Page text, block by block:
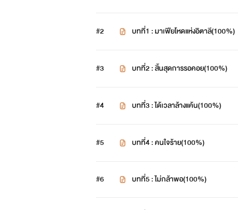
น้องสาวของการรินมาเฟียใหญ่แห่ง
#2 บทที่1 : มาเฟียโหดแห่งอิตาลี(100%)
#3 บทที่2 : สิ้นสุดการรอคอย(100%)
#4 บทที่3 : ได้เวลาล้างแค้น(100%)
#5 บทที่4 : คนใจร้าย(100%)
#6 บทที่5 : ไม่กล้าพอ(100%)